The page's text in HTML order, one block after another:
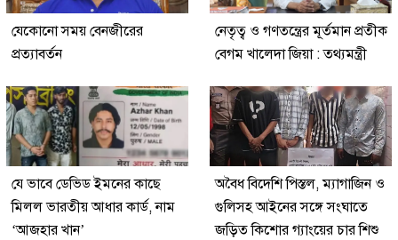
যেকোনো সময় বেনজীরের
প্রত্যাবর্তন
নেতৃত্ব ও গণতন্ত্রের মূর্তমান প্রতীক
বেগম খালেদা জিয়া : তথ্যমন্ত্রী
যে ভাবে ডেভিড ইমনের কাছে
মিলল ভারতীয় আধার কার্ড, নাম
‘আজহার খান’
অবৈধ বিদেশি পিস্তল, ম্যাগাজিন ও
গুলিসহ আইনের সঙ্গে সংঘাতে
জড়িত কিশোর গ্যাংয়ের চার শিশু